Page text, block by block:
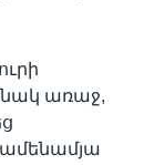
առաջ,
ամենամյա